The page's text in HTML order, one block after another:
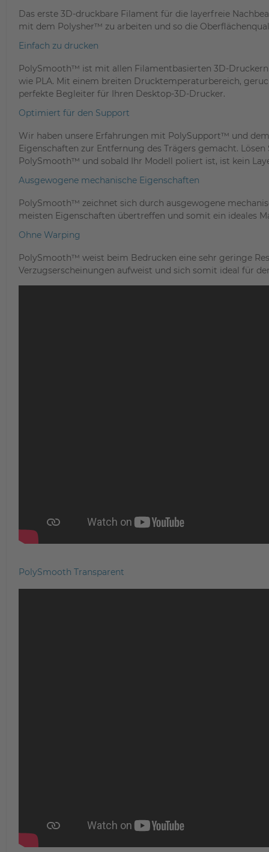
Das erste 3D-druckbare Filament für die layerfreie
mit dem Polysher™ zu arbeiten und so die
Einfach zu drucken
PolySmooth™ ist mit allen Filamentbasierten 3D-
wie PLA. Mit einem breiten Drucktemperaturbereich,
perfekte Begleiter für Ihren Desktop-3D-Drucker.
Optimiert für den Support
Wir haben unsere Erfahrungen mit PolySupport™ und
Eigenschaften zur Entfernung des Trägers gemacht.
PolySmooth™ und sobald Ihr Modell poliert ist, ist kein
Ausgewogene mechanische Eigenschaften
PolySmooth™ zeichnet sich durch ausgewogene
meisten Eigenschaften übertreffen und somit ein ideales
Ohne Warping
PolySmooth™ weist beim Bedrucken eine sehr geringe
Verzugserscheinungen aufweist und sich somit ideal für
PolySmooth Transparent